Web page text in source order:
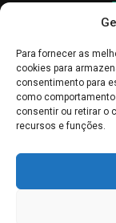
Para fornecer as
cookies para
consentimento para
como
consentir ou retirar o
recursos e funções.
informativo,
interpretadas